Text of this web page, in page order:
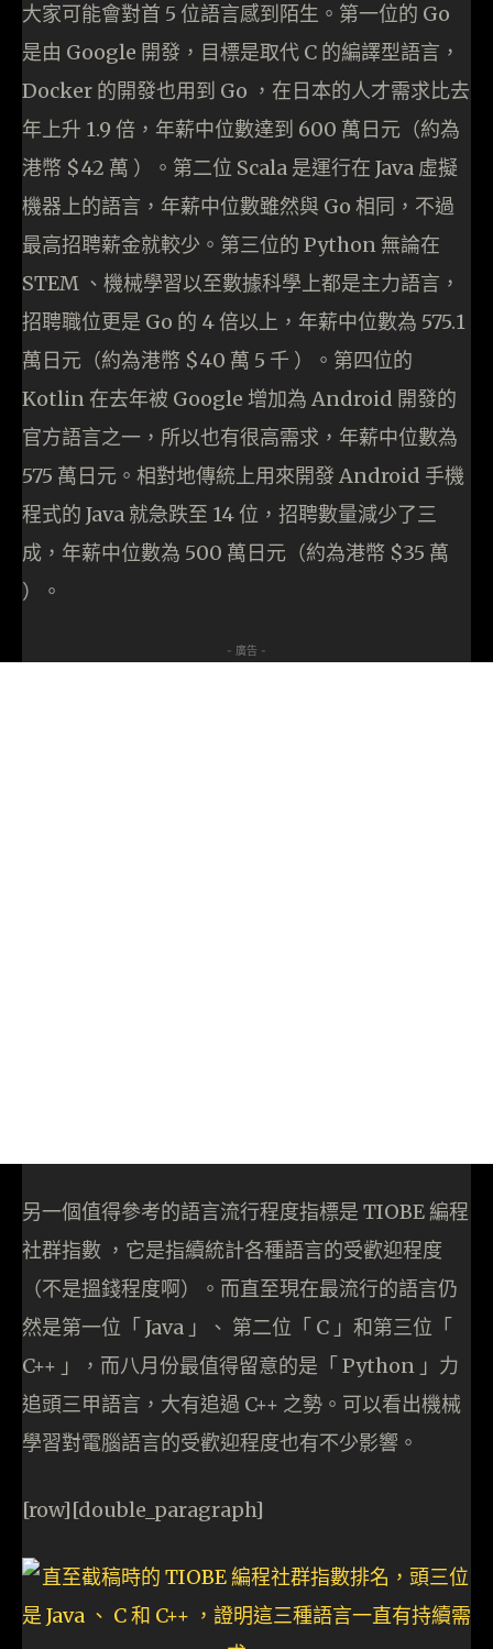
大家可能會對首 5 位語言感到陌生。第一位的 Go
是由 Google 開發，目標是取代 C 的編譯型語言，
Docker 的開發也用到 Go ，在日本的人才需求比去
年上升 1.9 倍，年薪中位數達到 600 萬日元（約為
港幣 $42 萬 ）。第二位 Scala 是運行在 Java 虛擬
機器上的語言，年薪中位數雖然與 Go 相同，不過
最高招聘薪金就較少。第三位的 Python 無論在
STEM 、機械學習以至數據科學上都是主力語言，
招聘職位更是 Go 的 4 倍以上，年薪中位數為 575.1
萬日元（約為港幣 $40 萬 5 千 ）。第四位的
Kotlin 在去年被 Google 增加為 Android 開發的
官方語言之一，所以也有很高需求，年薪中位數為
575 萬日元。相對地傳統上用來開發 Android 手機
程式的 Java 就急跌至 14 位，招聘數量減少了三
成，年薪中位數為 500 萬日元（約為港幣 $35 萬
）。
- 廣告 -
另一個值得參考的語言流行程度指標是 TIOBE 編程
社群指數 ，它是指續統計各種語言的受歡迎程度
（不是搵錢程度啊）。而直至現在最流行的語言仍
然是第一位「 Java 」、 第二位「 C 」和第三位「
C++ 」，而八月份最值得留意的是「 Python 」力
追頭三甲語言，大有追過 C++ 之勢。可以看出機械
學習對電腦語言的受歡迎程度也有不少影響。
[row][double_paragraph]